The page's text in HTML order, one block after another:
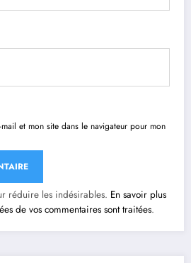
et mon site dans le navigateur pour mon
réduire les indésirables. En savoir plus
de vos commentaires sont traitées.